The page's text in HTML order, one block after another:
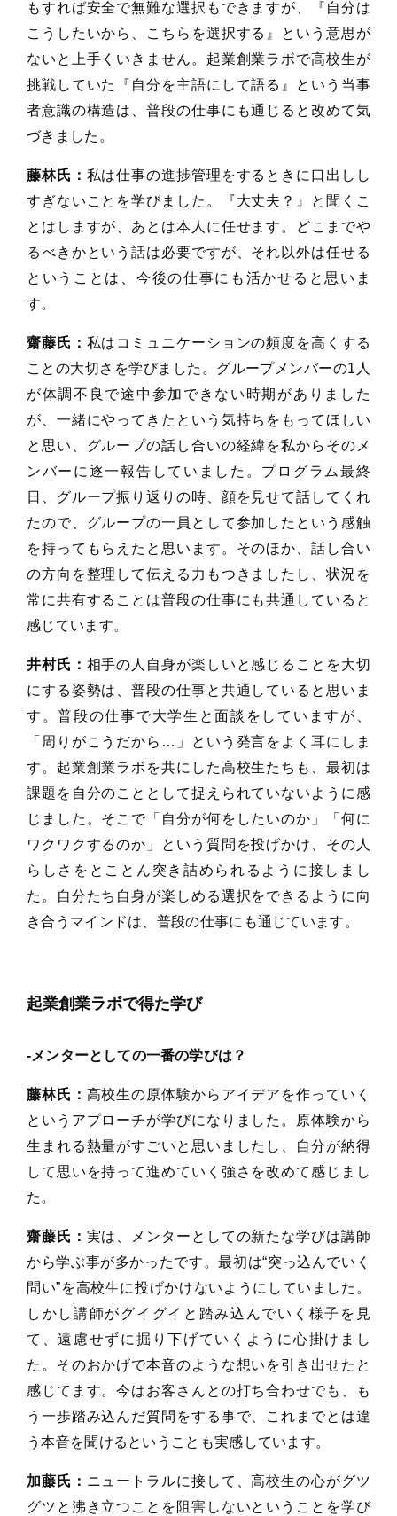
もすれば安全で無難な選択もできますが、『自分は
こうしたいから、こちらを選択する』という意思が
ないと上手くいきません。起業創業ラボで高校生が
挑戦していた『自分を主語にして語る』という当事
者意識の構造は、普段の仕事にも通じると改めて気
づきました。
藤林氏： 私は仕事の進捗管理をするときに口出しし
すぎないことを学びました。『大丈夫？』と聞くこ
とはしますが、あとは本人に任せます。どこまでや
るべきかという話は必要ですが、それ以外は任せる
ということは、今後の仕事にも活かせると思いま
す。
齋藤氏： 私はコミュニケーションの頻度を高くする
ことの大切さを学びました。グループメンバーの1人
が体調不良で途中参加できない時期がありました
が、一緒にやってきたという気持ちをもってほしい
と思い、グループの話し合いの経緯を私からそのメ
ンバーに逐一報告していました。プログラム最終
日、グループ振り返りの時、顔を見せて話してくれ
たので、グループの一員として参加したという感触
を持ってもらえたと思います。そのほか、話し合い
の方向を整理して伝える力もつきましたし、状況を
常に共有することは普段の仕事にも共通していると
感じています。
井村氏： 相手の人自身が楽しいと感じることを大切
にする姿勢は、普段の仕事と共通していると思いま
す。普段の仕事で大学生と面談をしていますが、
「周りがこうだから…」という発言をよく耳にしま
す。起業創業ラボを共にした高校生たちも、最初は
課題を自分のこととして捉えられていないように感
じました。そこで「自分が何をしたいのか」「何に
ワクワクするのか」という質問を投げかけ、その人
らしさをとことん突き詰められるように接しまし
た。自分たち自身が楽しめる選択をできるように向
き合うマインドは、普段の仕事にも通じています。
起業創業ラボで得た学び
‐メンターとしての一番の学びは？
藤林氏： 高校生の原体験からアイデアを作っていく
というアプローチが学びになりました。原体験から
生まれる熱量がすごいと思いましたし、自分が納得
して思いを持って進めていく強さを改めて感じまし
た。
齋藤氏： 実は、メンターとしての新たな学びは講師
から学ぶ事が多かったです。最初は“突っ込んでいく
問い”を高校生に投げかけないようにしていました。
しかし講師がグイグイと踏み込んでいく様子を見
て、遠慮せずに掘り下げていくように心掛けまし
た。そのおかげで本音のような想いを引き出せたと
感じてます。今はお客さんとの打ち合わせでも、も
う一歩踏み込んだ質問をする事で、これまでとは違
う本音を聞けるということも実感しています。
加藤氏： ニュートラルに接して、高校生の心がグツ
グツと沸き立つことを阻害しないということを学び